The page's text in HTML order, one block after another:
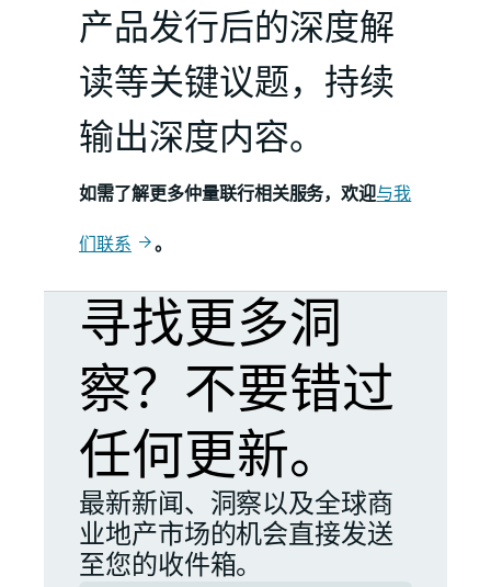
产品发行后的深度解
读等关键议题，持续
输出深度内容。
如需了解更多仲量联行相关服务，欢迎与我
们联系 。
寻找更多洞
察？不要错过
任何更新。
最新新闻、洞察以及全球商
业地产市场的机会直接发送
至您的收件箱。